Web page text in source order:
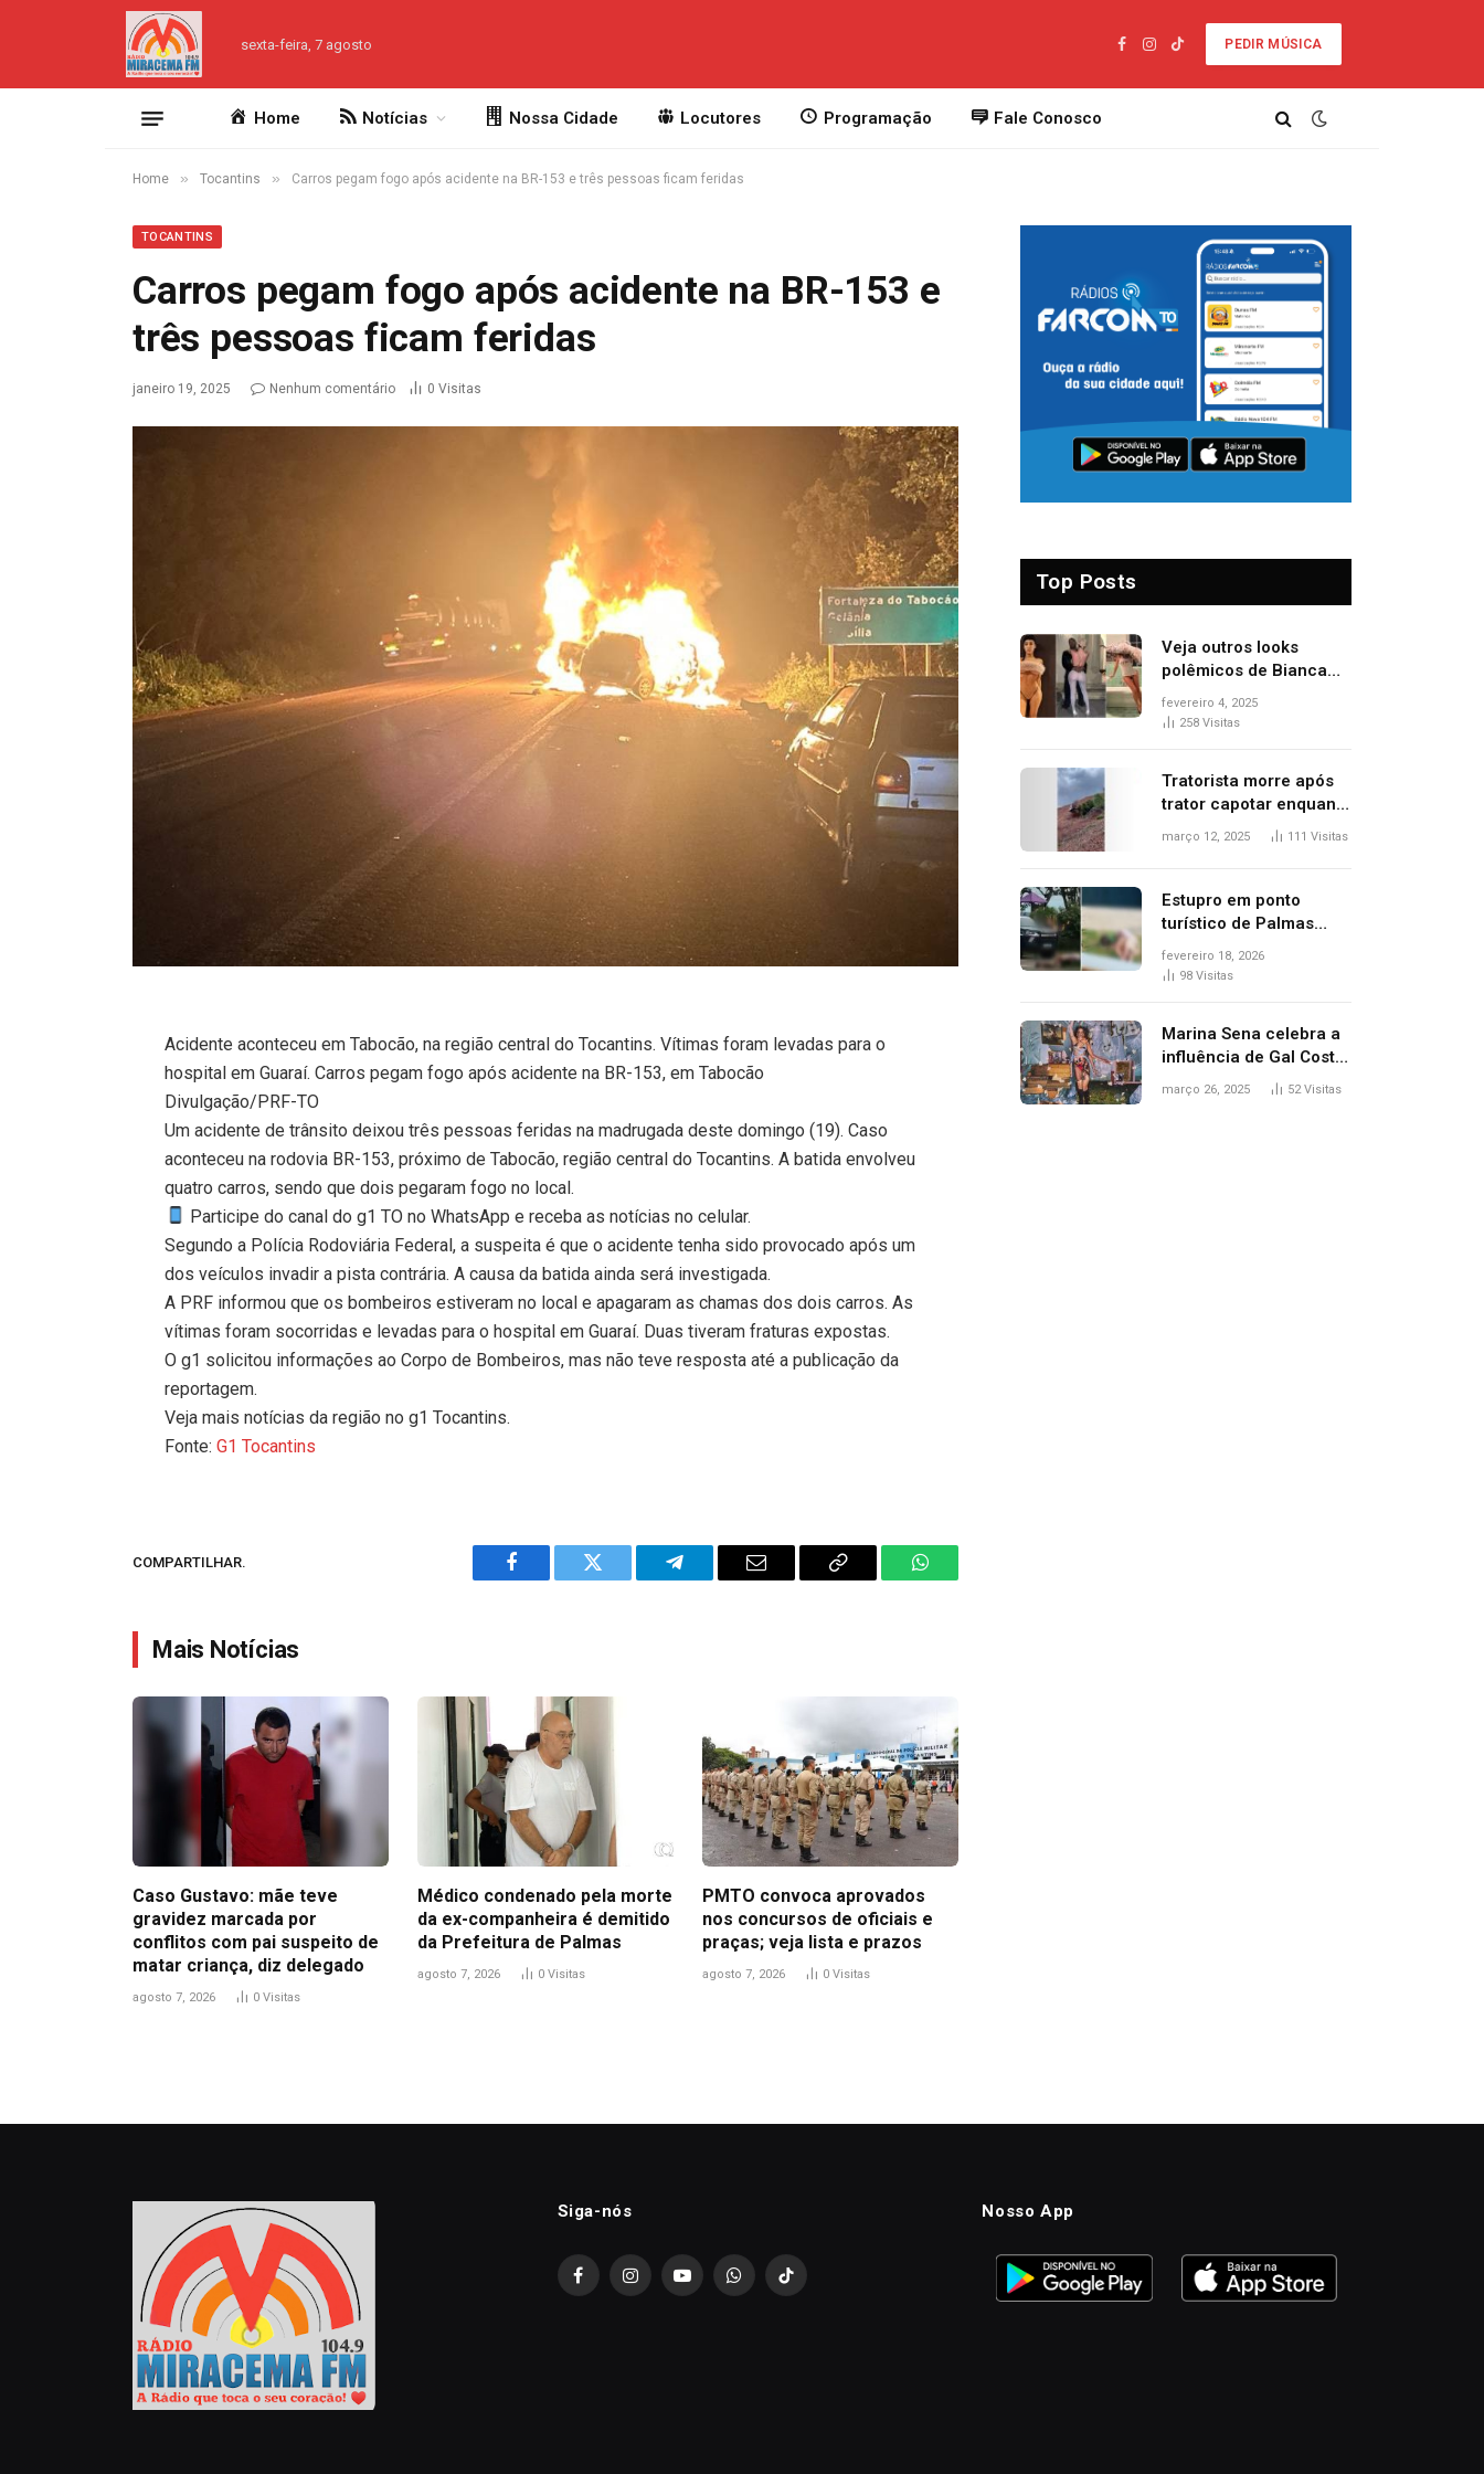
sexta-feira, 7 agosto
Facebook
Instagram
TikTok
PEDIR MÚSICA
Home Notícias Nossa Cidade Locutores Programação Fale Conosco
Home » Tocantins » Carros pegam fogo após acidente na BR-153 e três pessoas ficam feridas
TOCANTINS
Carros pegam fogo após acidente na BR-153 e
três pessoas ficam feridas
janeiro 19, 2025 Nenhum comentário 0 Visitas
Acidente aconteceu em Tabocão, na região central do Tocantins. Vítimas foram levadas para o
hospital em Guaraí. Carros pegam fogo após acidente na BR-153, em Tabocão
Divulgação/PRF-TO
Um acidente de trânsito deixou três pessoas feridas na madrugada deste domingo (19). Caso
aconteceu na rodovia BR-153, próximo de Tabocão, região central do Tocantins. A batida envolveu
quatro carros, sendo que dois pegaram fogo no local.
Participe do canal do g1 TO no WhatsApp e receba as notícias no celular.
Segundo a Polícia Rodoviária Federal, a suspeita é que o acidente tenha sido provocado após um
dos veículos invadir a pista contrária. A causa da batida ainda será investigada.
A PRF informou que os bombeiros estiveram no local e apagaram as chamas dos dois carros. As
vítimas foram socorridas e levadas para o hospital em Guaraí. Duas tiveram fraturas expostas.
O g1 solicitou informações ao Corpo de Bombeiros, mas não teve resposta até a publicação da
reportagem.
Veja mais notícias da região no g1 Tocantins.
Fonte:G1 Tocantins
COMPARTILHAR.
Facebook Twitter Telegram Email
Copy
WhatsApp
Mais Notícias
Caso Gustavo: mãe teve
gravidez marcada por
conflitos com pai suspeito de
matar criança, diz delegado
agosto 7, 2026 0 Visitas
Médico condenado pela morte
da ex-companheira é demitido
da Prefeitura de Palmas
agosto 7, 2026 0 Visitas
PMTO convoca aprovados
nos concursos de oficiais e
praças; veja lista e prazos
agosto 7, 2026 0 Visitas
Top Posts
Veja outros looks
polêmicos de Bianca
Censori, esposa de
Kanye West que
fevereiro 4, 2025
258 Visitas
Tratorista morre após
trator capotar enquanto
removia vegetação em
março 12, 2025 111 Visitas
Estupro em ponto
turístico de Palmas
ocorreu em frente à
viatura e base de
fevereiro 18, 2026
98 Visitas
Marina Sena celebra a
influência de Gal Costa
na arte do álbum
março 26, 2025 52Visitas
Siga-nós
FacebookInstagramYouTubeWhatsAppTikTok
Nosso App